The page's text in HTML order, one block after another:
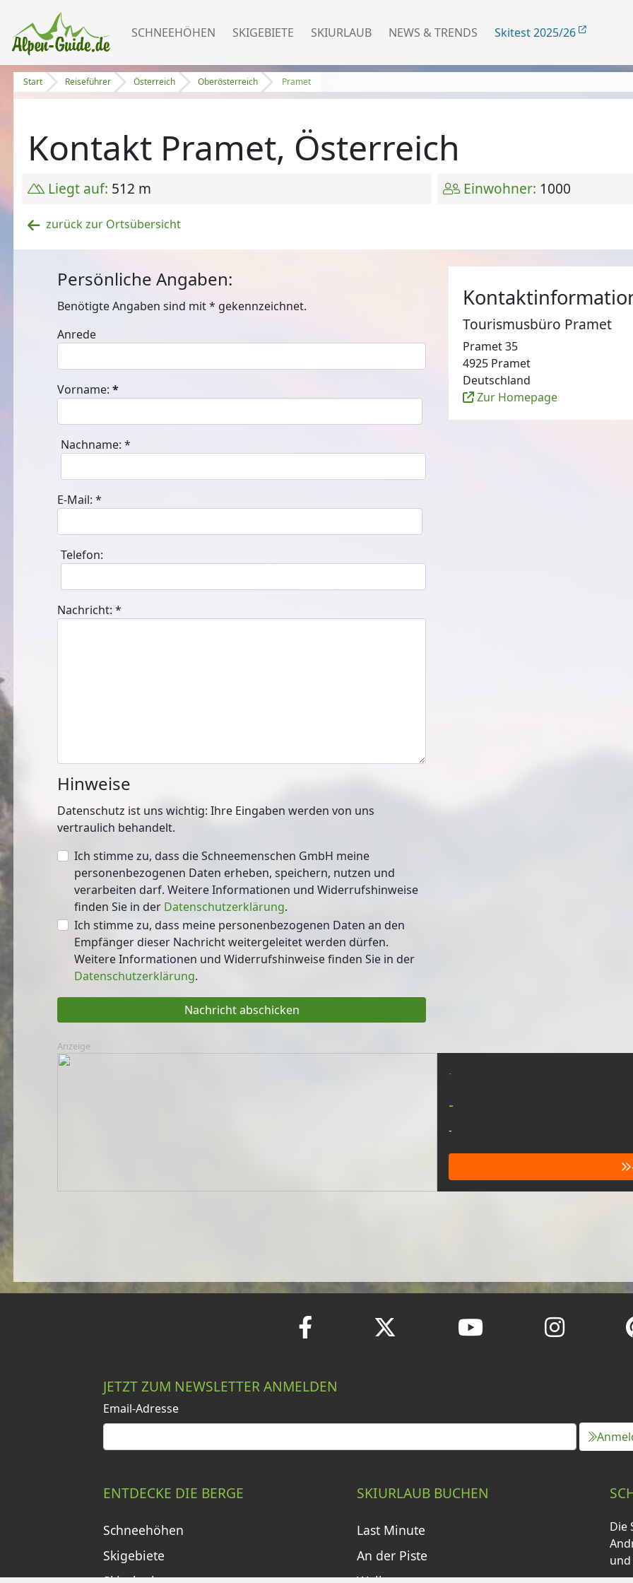
SCHNEEHÖHEN SKIGEBIETE SKIURLAUB NEWS & TRENDS Skitest 2025/26
Start Reiseführer Österreich Oberösterreich Pramet
Kontakt Pramet, Österreich
Liegt auf: 512 m Einwohner: 1000
zurück zur Ortsübersicht
Persönliche Angaben:
Benötigte Angaben sind mit* gekennzeichnet.
Anrede
Vorname:*
Nachname:*
E-Mail:*
Telefon:
Nachricht:*
Hinweise
Datenschutz ist uns wichtig: Ihre Eingaben werden von uns
vertraulich behandelt.
Ich stimme zu, dass die Schneemenschen GmbH meine
personenbezogenen Daten erheben, speichern, nutzen und
verarbeiten darf. Weitere Informationen und Widerrufshinweise
finden Sie in der Datenschutzerklärung.
Ich stimme zu, dass meine personenbezogenen Daten an den
Empfänger dieser Nachricht weitergeleitet werden dürfen.
Weitere Informationen und Widerrufshinweise finden Sie in der
Datenschutzerklärung.
Nachricht abschicken
Tourismusbüro Pramet
Pramet 35
4925 Pramet
Deutschland
Zur Homepage
Anzeige
-
-
-
JETZT ZUM NEWSLETTER ANMELDEN
Email-Adresse
ENTDECKE DIE BERGE
Schneehöhen
Skigebiete
SKIURLAUB BUCHEN
Last Minute
An der Piste
Die